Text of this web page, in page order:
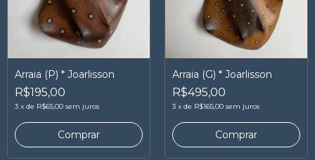
Arraia (P) * Joarlisson
R$195,00
3 x de R$65,00 sem juros
Arraia (G) * Joarlisson
R$495,00
3 x de R$165,00 sem juros